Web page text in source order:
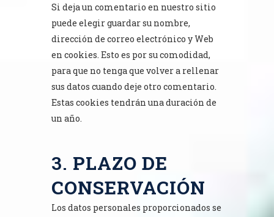
Si deja un comentario en nuestro sitio
puede elegir guardar su nombre,
dirección de correo electrónico y Web
en cookies. Esto es por su comodidad,
para que no tenga que volver a rellenar
sus datos cuando deje otro comentario.
Estas cookies tendrán una duración de
un año.
3. PLAZO DE
CONSERVACIÓN
Los datos personales proporcionados se